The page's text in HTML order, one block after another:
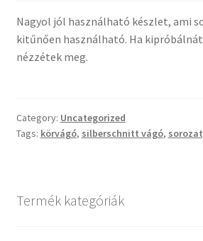
Tiffany ízelítő
Nagyol jól használható készlet, ami
kitűnően használható. Ha
nézzétek meg.
Category: Uncategorized
Tags: körvágó, silberschnitt vágó,
Termék kategóriák